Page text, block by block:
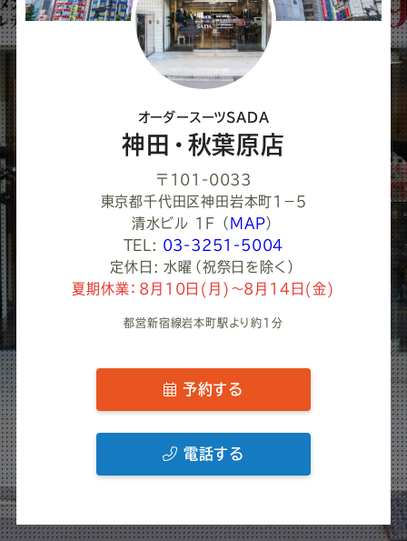
く
だ
い
オーダースーツSADA
神田・秋葉原店
〒101-0033
東京都千代田区神田岩本町1−５
清水ビル 1F
（ MAP）
TEL: 03-3251-5004
定休日: 水曜（祝祭日を除く）
夏期休業：8月10日(月)～8月14日(金)
都営新宿線岩本町駅より約1分
予約する
電話する